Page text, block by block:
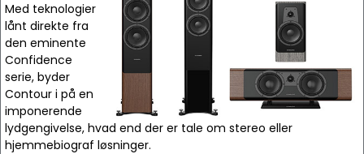
Med teknologier
lånt direkte fra
den eminente
Confidence
serie, byder
Contour i på en
imponerende
lydgengivelse, hvad end der er tale om stereo eller
hjemmebiograf løsninger.